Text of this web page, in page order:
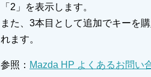
「2」を表示します。
また、3本目として追加でキーを
れます。
参照： Mazda HP よくあるお問い